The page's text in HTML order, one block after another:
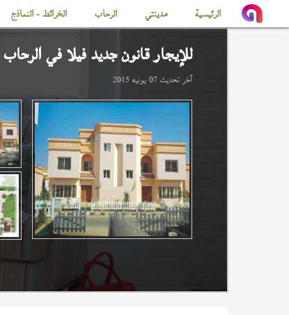
الرئيسية مدينتي الرحاب الخرائط - النماذج
للإيجار قانون جديد فيلا فيالرحاب
آخر تحديث07 يونيه 2015